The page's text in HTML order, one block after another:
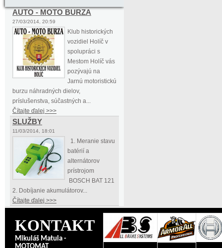
AUTO - MOTO BURZA
27/03/2014, 20:59
Klub historických
vozidiel Holíč v
spolupráci s
Mestom Holíč vás
pozývajú na
Jarnú motoristickú
burzu náhradných dielov,
príslušenstva, súčastných a...
Čítajte ďalej >>>
SLUŽBY
11/03/2014, 18:01
1. Meranie stavu
batérií a
alternátorov
prístrojom
BOSCH BAT 121
2. Dobíjanie akumulátorov...
Čítajte ďalej >>>
KONTAKT
Mikuláš Matula -